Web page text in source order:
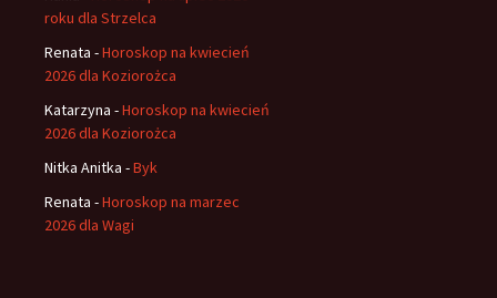
roku dla Strzelca
Renata -Horoskop na kwiecień
2026 dla Koziorożca
Katarzyna -Horoskop na kwiecień
2026 dla Koziorożca
Nitka Anitka -Byk
Renata -Horoskop na marzec
2026 dla Wagi